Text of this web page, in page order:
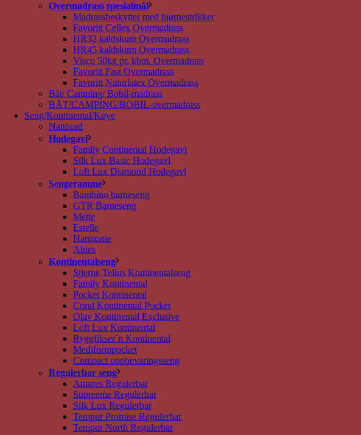
Overmadrass spesialmål
Madrassbeskytter med hjørnestrikker
Favoritt Cellex Overmadrass
HR32 kaldskum Overmadrass
HR45 kaldskum Overmadrass
Visco 50kg pr. kbm. Overmadrass
Favoritt Fast Overmadrass
Favoritt Naturlatex Overmadrass
Båt/ Camping/ Bobil-madrass
BÅT/CAMPING/BOBIL-overmadrass
Seng/Kontinental/Køye
Nattbord
Hodegavl
Family Continental Hodegavl
Silk Lux Basic Hodegavl
Loft Lux Diamond Hodegavl
Sengeramme
Bambino barneseng
GTR Barneseng
Mette
Estelle
Harmonie
Alnes
Kontinentalseng
Stjerne Tellus Kontinentalseng
Family Kontinental
Pocket Kontinental
Coral Kontinental Pocket
Olav Kontinental Exclusive
Loft Lux Kontinental
Ryggfikser`n Kontinental
Mediformpocket
Compact oppbevaringsseng
Regulerbar seng
Antares Regulerbar
Supreeme Regulerbar
Silk Lux Regulerbar
Tempur Promise Regulerbar
Tempur North Regulerbar